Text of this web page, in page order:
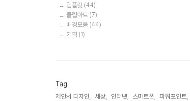
템플릿 (44)
클립아트 (7)
배경모음 (44)
기획 (1)
Tag
제안서 디자인, 세상, 인터넷, 스마트폰,
파워포인트,